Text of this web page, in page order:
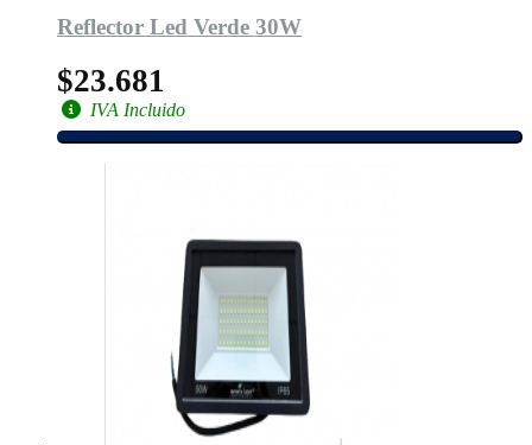
Reflector Led Verde 30W
$23.681
IVA Incluido